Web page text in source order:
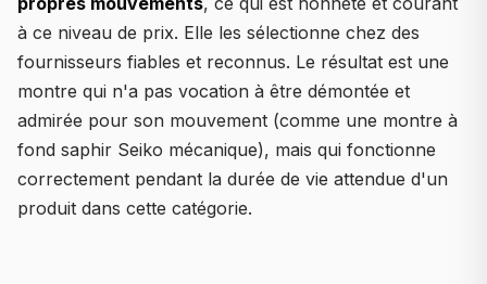
à ce niveau de prix. Elle les sélectionne chez des
fournisseurs fiables et reconnus. Le résultat est une
montre qui n'a pas vocation à être démontée et
admirée pour son mouvement (comme une montre à
fond saphir Seiko mécanique), mais qui fonctionne
correctement pendant la durée de vie attendue d'un
produit dans cette catégorie.